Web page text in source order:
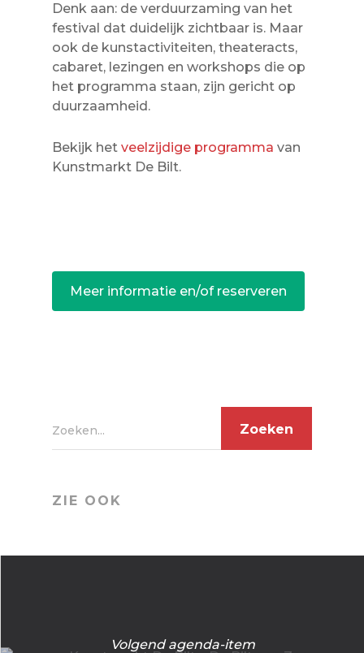
Denk aan: de verduurzaming van het
festival dat duidelijk zichtbaar is. Maar
ook de kunstactiviteiten, theateracts,
cabaret, lezingen en workshops die op
het programma staan, zijn gericht op
duurzaamheid.
Bekijk het veelzijdige programma van
Kunstmarkt De Bilt.
Meer informatie en/of reserveren
Zoeken...
ZIE OOK
Volgend agenda-item